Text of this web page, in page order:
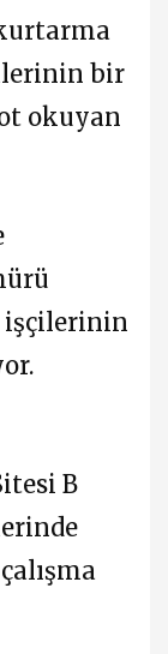
bir
okuyan
işçilerinin
B